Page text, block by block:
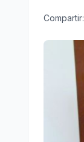
Compartir: